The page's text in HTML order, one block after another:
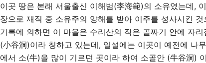
이곳 땅은 본래 서울출신 이해범(李海範)의 소유였는데,
장으로 재직 중 소유주의 양해를 받아 이주를 성사시킨
기록에 의하면 이 마을은 수리산의 작은 골짜기 안에 자
(小谷洞)이라 칭하고 있는데, 일설에는 이곳이 예전에 나
에서 소(牛)을 많이 기르던 곳이라 하여 소골안 (牛谷洞)